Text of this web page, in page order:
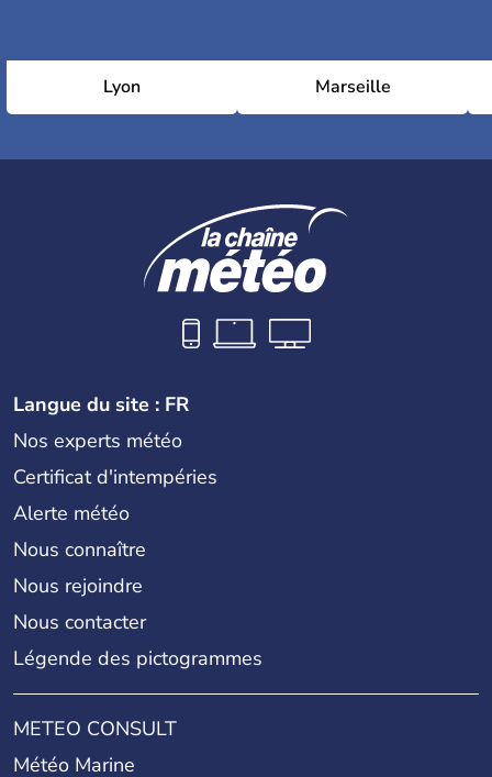
Lyon Marseille
Langue du site : FR
Nos experts météo
Certificat d'intempéries
Alerte météo
Nous connaître
Nous rejoindre
Nous contacter
Légende des pictogrammes
METEO CONSULT
Météo Marine